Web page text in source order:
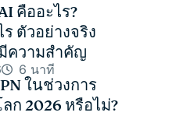
คืออะไร?
ตัวอย่างจริง
ความสำคัญ
6 นาที
ในช่วงการ
ก 2026 หรือไม่?